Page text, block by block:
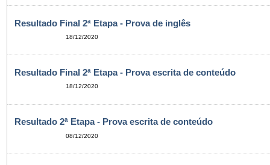
Resultado Final 2ª Etapa - Prova de inglês
18/12/2020
Resultado Final 2ª Etapa - Prova escrita de conteúdo
18/12/2020
Resultado 2ª Etapa - Prova escrita de conteúdo
08/12/2020